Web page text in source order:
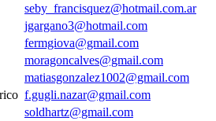
seby_francisquez@hotmail.com.ar
jgargano3@hotmail.com
fermgiova@gmail.com
moragoncalves@gmail.com
matiasgonzalez1002@gmail.com
f.gugli.nazar@gmail.com
soldhartz@gmail.com